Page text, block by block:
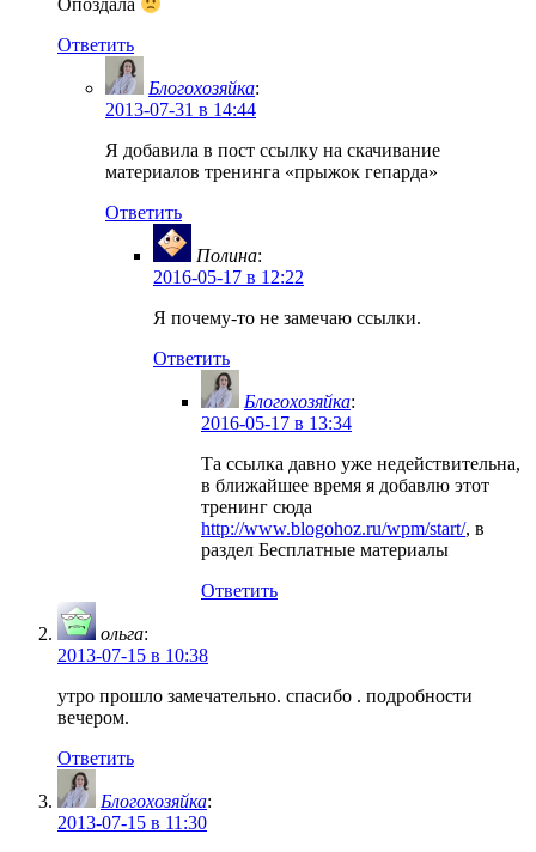
Опоздала
Ответить
Блогохозяйка:
2013-07-31 в 14:44
Я добавила в пост ссылку на скачивание
материалов тренинга «прыжок гепарда»
Ответить
Полина:
2016-05-17 в 12:22
Я почему-то не замечаю ссылки.
Ответить
Блогохозяйка:
2016-05-17 в 13:34
Та ссылка давно уже недействительна,
в ближайшее время я добавлю этот
тренинг сюда
http://www.blogohoz.ru/wpm/start/, в
раздел Бесплатные материалы
Ответить
ольга:
2013-07-15 в 10:38
утро прошло замечательно. спасибо . подробности
вечером.
Ответить
Блогохозяйка:
2013-07-15 в 11:30